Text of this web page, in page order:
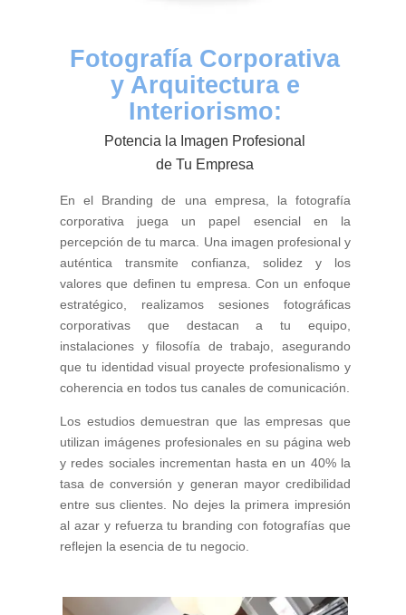
Fotografía Corporativa
y Arquitectura e
Interiorismo:
Potencia la Imagen Profesional
de Tu Empresa
En el Branding de una empresa, la fotografía
corporativa juega un papel esencial en la
percepción de tu marca. Una imagen profesional y
auténtica transmite confianza, solidez y los
valores que definen tu empresa. Con un enfoque
estratégico, realizamos sesiones fotográficas
corporativas que destacan a tu equipo,
instalaciones y filosofía de trabajo, asegurando
que tu identidad visual proyecte profesionalismo y
coherencia en todos tus canales de comunicación.
Los estudios demuestran que las empresas que
utilizan imágenes profesionales en su página web
y redes sociales incrementan hasta en un 40% la
tasa de conversión y generan mayor credibilidad
entre sus clientes. No dejes la primera impresión
al azar y refuerza tu branding con fotografías que
reflejen la esencia de tu negocio.